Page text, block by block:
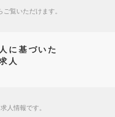
ご覧いただけます。
に基づいた
人
人情報です。